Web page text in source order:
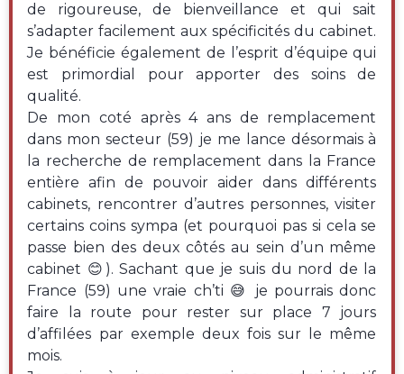
de rigoureuse, de bienveillance et qui sait
s’adapter facilement aux spécificités du cabinet.
Je bénéficie également de l’esprit d’équipe qui
est primordial pour apporter des soins de
qualité.
De mon coté après 4 ans de remplacement
dans mon secteur (59) je me lance désormais à
la recherche de remplacement dans la France
entière afin de pouvoir aider dans différents
cabinets, rencontrer d’autres personnes, visiter
certains coins sympa (et pourquoi pas si cela se
passe bien des deux côtés au sein d’un même
cabinet 😊). Sachant que je suis du nord de la
France (59) une vraie ch’ti 😅 je pourrais donc
faire la route pour rester sur place 7 jours
d’affilées par exemple deux fois sur le même
mois.